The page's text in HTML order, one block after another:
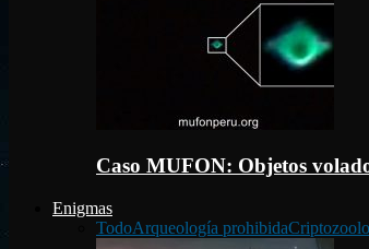
Caso MUFON: Objetos
Enigmas
TodoArqueología prohibida